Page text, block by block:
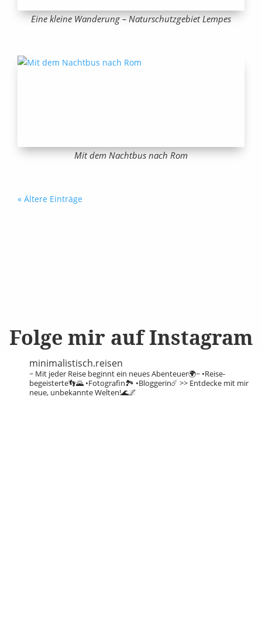
Eine kleine Wanderung – Naturschutzgebiet Lempes
Mit dem Nachtbus nach Rom
« Ältere Einträge
Folge mir auf Instagram
minimalistisch.reisen
~ Mit jeder Reise beginnt ein neues Abenteuer🌍~ •Reise-
begeisterte👣🌄 •Fotografin🏞️ •Bloggerin☄️ >> Entdecke mit mir
neue, unbekannte Welten!🌊🌌